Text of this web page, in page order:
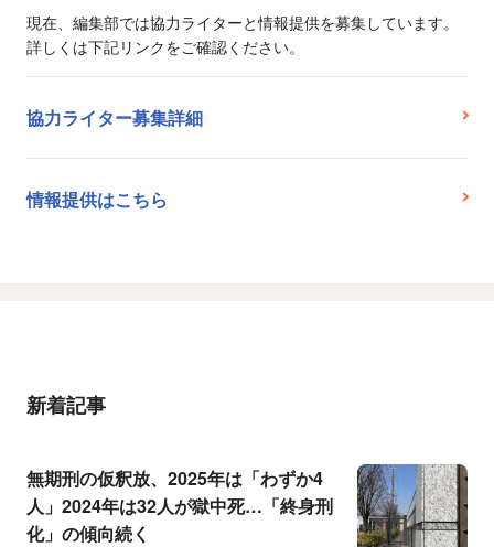
現在、編集部では協力ライターと情報提供を募集しています。
詳しくは下記リンクをご確認ください。
協力ライター募集詳細
情報提供はこちら
新着記事
無期刑の仮釈放、2025年は「わずか4
人」2024年は32人が獄中死…「終身刑
化」の傾向続く